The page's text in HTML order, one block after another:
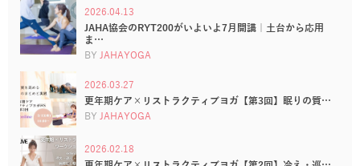
2026.04.13
JAHA協会のRYT200がいよいよ7月開講｜土台から応用
ま…
BY JAHAYOGA
2026.03.27
更年期ケア×リストラクティブヨガ【第3回】眠りの質…
BY JAHAYOGA
2026.02.18